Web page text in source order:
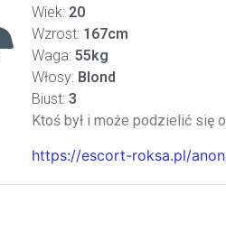
Wiek: 20
Wzrost: 167cm
Waga: 55kg
Włosy: Blond
Biust: 3
Ktoś był i może podzielić się
https://escort-roksa.pl/